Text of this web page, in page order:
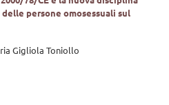
persone omosessuali sul
Gigliola Toniollo